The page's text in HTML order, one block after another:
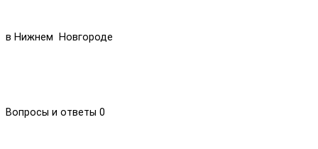
в Нижнем Новгороде
Вопросы и ответы 0